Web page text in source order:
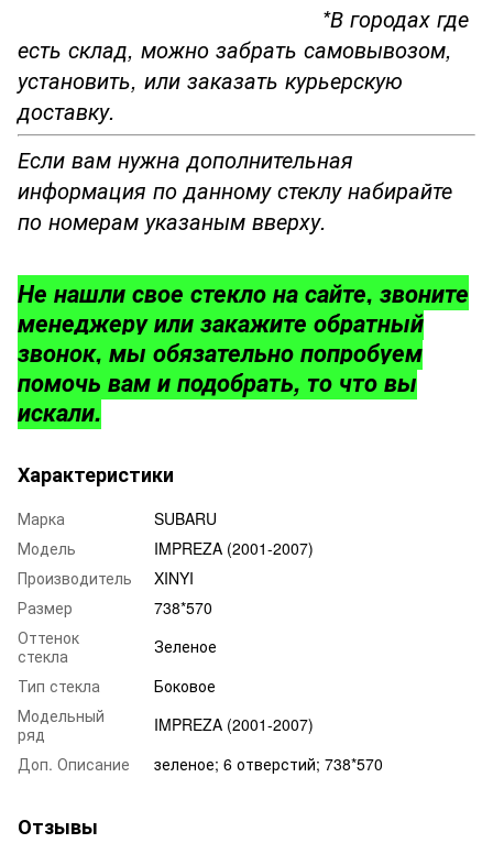
*В городах где
есть склад, можно забрать самовывозом,
установить, или заказать курьерскую
доставку.
Если вам нужна дополнительная
информация по данному стеклу набирайте
по номерам указаным вверху.
Не нашли свое стекло на сайте, звоните
менеджеру или закажите обратный
звонок, мы обязательно попробуем
помочь вам и подобрать, то что вы
искали.
Характеристики
Марка
SUBARU
Модель
IMPREZA (2001-2007)
Производитель
XINYI
Размер
738*570
Оттенок
стекла
Зеленое
Тип стекла
Боковое
Модельный
ряд
IMPREZA (2001-2007)
Доп. Описание
зеленое; 6 отверстий; 738*570
Отзывы